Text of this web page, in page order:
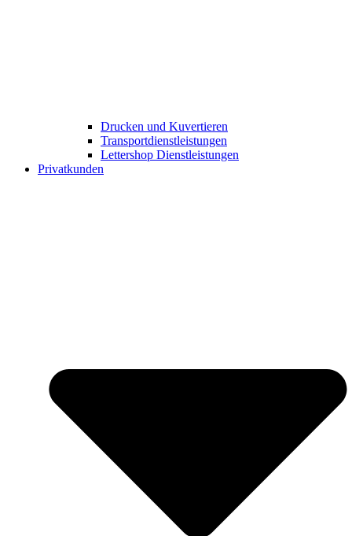
Drucken und Kuvertieren​
Transportdienstleistungen
Lettershop Dienstleistungen​
Privatkunden